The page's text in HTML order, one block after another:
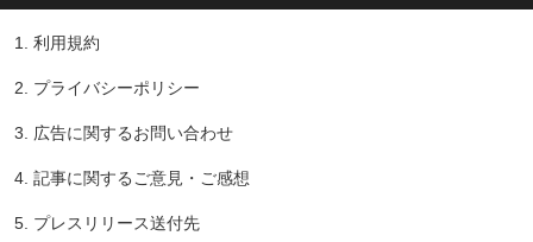
1. 利用規約
2. プライバシーポリシー
3. 広告に関するお問い合わせ
4. 記事に関するご意見・ご感想
5. プレスリリース送付先